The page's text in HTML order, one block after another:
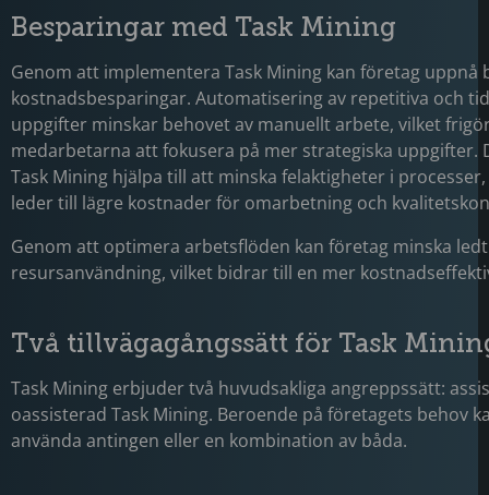
Besparingar med Task Mining
Genom att implementera Task Mining kan företag uppnå
kostnadsbesparingar. Automatisering av repetitiva och
uppgifter minskar behovet av manuellt arbete, vilket
medarbetarna att fokusera på mer strategiska uppgifter.
Task Mining hjälpa till att minska felaktigheter i
leder till lägre kostnader för omarbetning och
Genom att optimera arbetsflöden kan företag minska
resursanvändning, vilket bidrar till en mer
Två tillvägagångssätt för Task
Task Mining erbjuder två huvudsakliga angreppssätt:
oassisterad Task Mining. Beroende på företagets behov
använda antingen eller en kombination av båda.